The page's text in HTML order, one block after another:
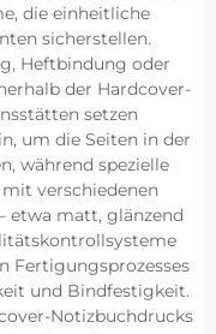
die einheitliche
sicherstellen.
Heftbindung oder
der Hardcover-
setzen
um die Seiten in der
während spezielle
verschiedenen
etwa matt, glänzend
Fertigungsprozesses
und Bindfestigkeit.
Notizbuchdrucks